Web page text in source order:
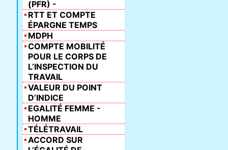
(PFR) -
RTT ET COMPTE
ÉPARGNE TEMPS
MDPH
COMPTE MOBILITÉ
POUR LE CORPS DE
L’INSPECTION DU
TRAVAIL
VALEUR DU POINT
D’INDICE
EGALITÉ FEMME -
HOMME
TÉLÉTRAVAIL
ACCORD SUR